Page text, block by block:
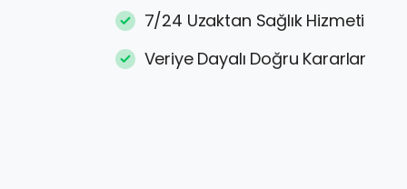
7/24 Uzaktan Sağlık Hizmeti
Veriye Dayalı Doğru Kararlar